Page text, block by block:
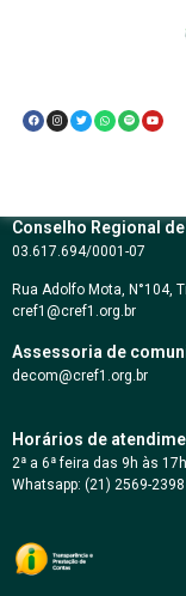
nº
Conselho Regional
03.617.694/0001-07
Rua Adolfo Mota, N°104,
cref1@cref1.org.br
Assessoria de
decom@cref1.org.br
Horários de
2ª a 6ª feira das 9h às
Whatsapp: (21) 2569-2398